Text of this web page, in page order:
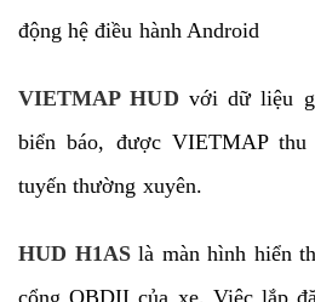
động hệ điều hành Android
VIETMAP HUD với dữ liệu
biển báo, được VIETMAP
tuyến thường xuyên.
HUD H1ASlà màn hình hiển
cổng OBDII của xe. Việc lắp